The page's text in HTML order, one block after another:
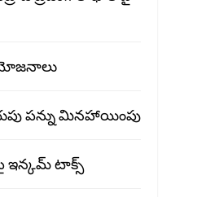
పన్ను మినహాయింపు
ఇన్కమ్ టాక్స్